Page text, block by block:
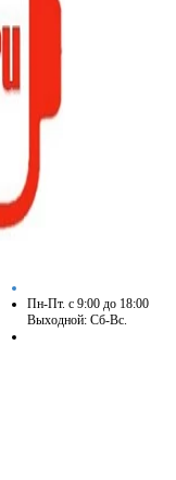
Пн-Пт. с 9:00 до 18:00
Выходной: Сб-Вс.